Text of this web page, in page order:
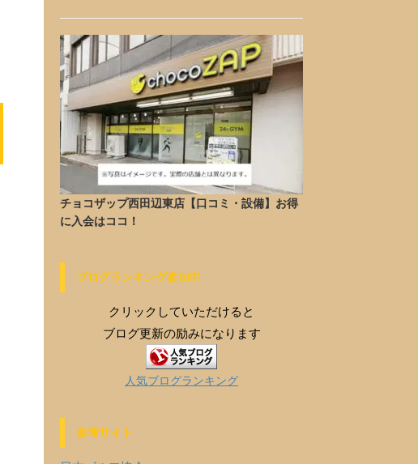
チョコザップ西田辺東店【口コミ・設備】お得
に入会はココ！
ブログランキング参加中
クリックしていただけると
ブログ更新の励みになります
人気ブログランキング
参考サイト